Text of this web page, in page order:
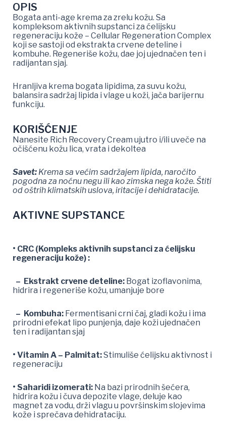
OPIS
Bogata anti-age krema za zrelu kožu. Sa
kompleksom aktivnih supstanci za ćelijsku
regeneraciju kože – Cellular Regeneration Complex
koji se sastoji od ekstrakta crvene deteline i
kombuhe. Regeneriše kožu, dae joj ujednačen ten i
radijantan sjaj.
Hranljiva krema bogata lipidima, za suvu kožu,
balansira sadržaj lipida i vlage u koži, jača barijernu
funkciju.
KORIŠĆENJE
Nanesite Rich Recovery Cream ujutro i/ili uveče na
očišćenu kožu lica, vrata i dekoltea
Savet: Krema sa većim sadržajem lipida, naročito
pogodna za noćnu negu ili kao zimska nega kože. Štiti
od oštrih klimatskih uslova, iritacije i dehidratacije.
AKTIVNE SUPSTANCE
• CRC (Kompleks aktivnih supstanci za ćelijsku
regeneraciju kože) :
– Ekstrakt crvene deteline: Bogat izoflavonima,
hidrira i regeneriše kožu, umanjuje bore
– Kombuha: Fermentisani crni čaj, gladi kožu i ima
prirodni efekat lipo punjenja, daje koži ujednačen
ten i radijantan sjaj
• Vitamin A – Palmitat:Stimuliše ćelijsku aktivnost i
regeneraciju
• Saharidi izomerati: Na bazi prirodnih šećera,
hidrira kožu i čuva depozite vlage, deluje kao
magnet za vodu, drži vlagu u površinskim slojevima
kože i sprečava dehidrataciju.